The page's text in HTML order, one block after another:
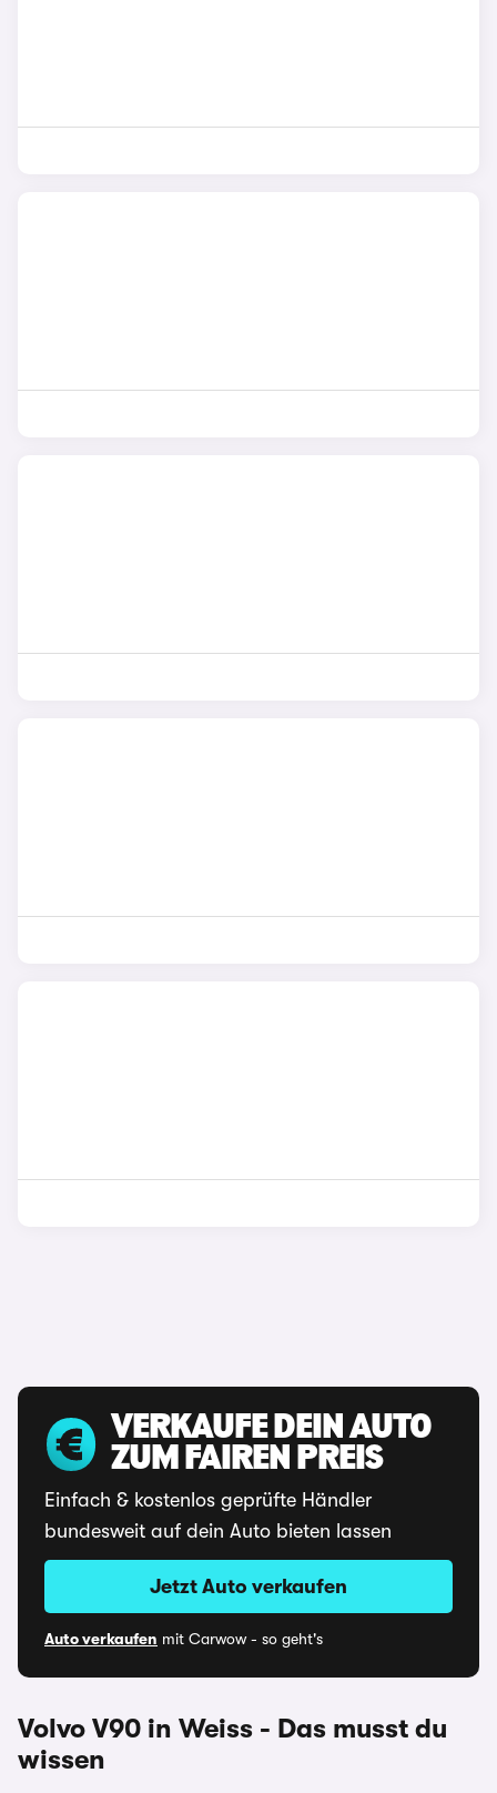
VERKAUFE DEIN AUTO
ZUM FAIREN PREIS
Einfach & kostenlos geprüfte Händler
bundesweit auf dein Auto bieten lassen
Jetzt Auto verkaufen
Auto verkaufen mit Carwow - so geht's
Volvo V90 in Weiss - Das musst du
wissen